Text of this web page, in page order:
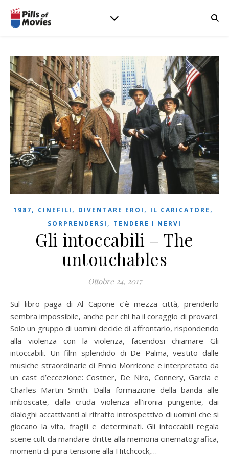
1987, CINEFILI , DIVENTARE EROI , IL CARICATORE ,
SORPRENDERSI , TENDERE I NERVI
Gli intoccabili – The
untouchables
Ottobre 24, 2017
Sul libro paga di Al Capone c’è mezza città, prenderlo
sembra impossibile, anche per chi ha il coraggio di provarci.
Solo un gruppo di uomini decide di affrontarlo, rispondendo
alla violenza con la violenza, facendosi chiamare Gli
intoccabili. Un film splendido di De Palma, vestito dalle
musiche straordinarie di Ennio Morricone e interpretato da
un cast d’eccezione: Costner, De Niro, Connery, Garcia e
Charles Martin Smith. Dalla formazione della banda alle
imboscate, dalla cruda violenza all’ironia pungente, dai
dialoghi accattivanti al ritratto introspettivo di uomini che si
giocano la vita, fragili e determinati. Gli intoccabili regala
scene cult da mandare dritte alla memoria cinematografica,
momenti di pura tensione alla Hitchcock,…